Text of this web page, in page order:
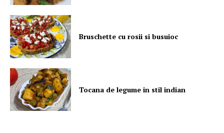
Bruschette cu rosii si busuioc
Tocana de legume in stil indian